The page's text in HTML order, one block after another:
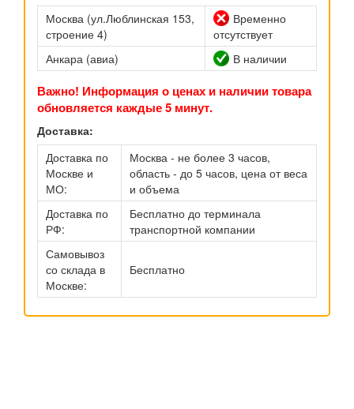
Москва (ул.Люблинская 153,
строение 4)
Временно
отсутствует
Анкара (авиа)
В наличии
Важно! Информация о ценах и наличии товара
обновляется каждые 5 минут.
Доставка:
Доставка по
Москве и
МО:
Москва - не более 3 часов,
область - до 5 часов, цена от веса
и объема
Доставка по
РФ:
Бесплатно до терминала
транспортной компании
Самовывоз
со склада в
Москве:
Бесплатно